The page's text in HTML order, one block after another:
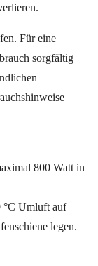
Für eine
sorgfältig
800 Watt in
°C Umluft auf
legen.